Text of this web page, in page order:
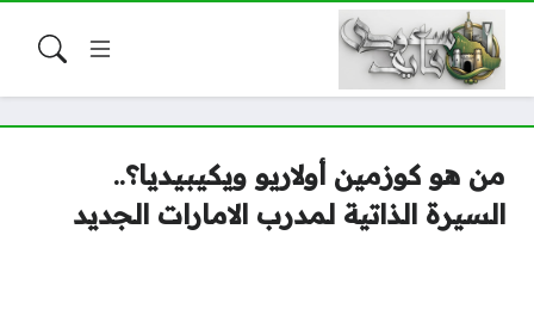
من هو كوزمين أولاريو ويكيبيديا؟..
السيرة الذاتية لمدرب الامارات الجديد